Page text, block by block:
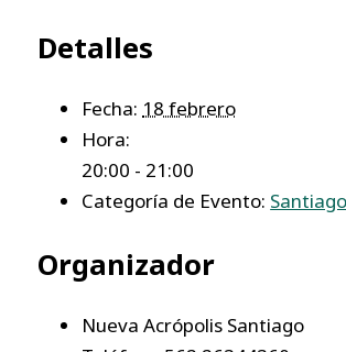
Detalles
Fecha: 18 febrero
Hora:
20:00 - 21:00
Categoría de Evento: Santiago
Organizador
Nueva Acrópolis Santiago